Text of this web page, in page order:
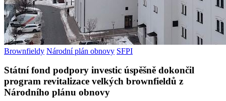
Brownfieldy Národní plán obnovy SFPI
Státní fond podpory investic úspěšně dokončil
program revitalizace velkých brownfieldů z
Národního plánu obnovy